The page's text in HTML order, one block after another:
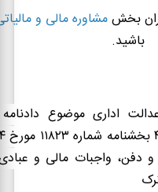
بخشمشاوره مالی و
باشید.
اداری موضوع
بخشنامه شماره ۱۱۸۲۳ مورخ
دفن، واجبات مالی و